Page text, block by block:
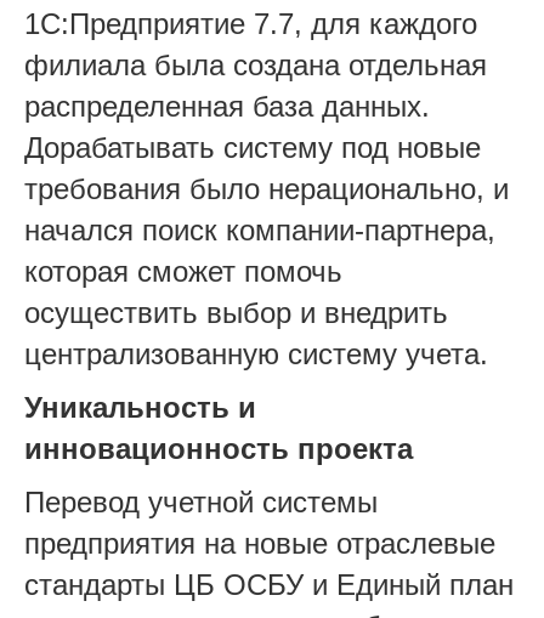
1С:Предприятие 7.7, для каждого
филиала была создана отдельная
распределенная база данных.
Дорабатывать систему под новые
требования было нерационально, и
начался поиск компании-партнера,
которая сможет помочь
осуществить выбор и внедрить
централизованную систему учета.
Уникальность и
инновационность проекта
Перевод учетной системы
предприятия на новые отраслевые
стандарты ЦБ ОСБУ и Единый план